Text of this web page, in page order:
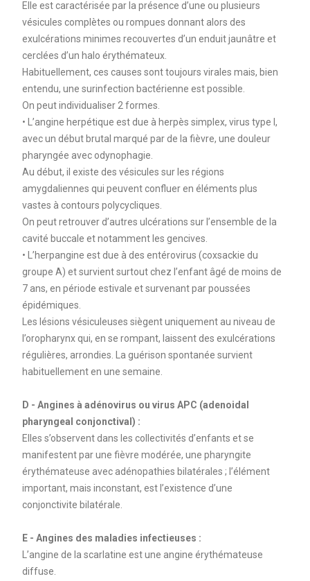
Elle est caractérisée par la présence d’une ou plusieurs
vésicules complètes ou rompues donnant alors des
exulcérations minimes recouvertes d’un enduit jaunâtre et
cerclées d’un halo érythémateux.
Habituellement, ces causes sont toujours virales mais, bien
entendu, une surinfection bactérienne est possible.
On peut individualiser 2 formes.
• L’angine herpétique est due à herpès simplex, virus type I,
avec un début brutal marqué par de la fièvre, une douleur
pharyngée avec odynophagie.
Au début, il existe des vésicules sur les régions
amygdaliennes qui peuvent confluer en éléments plus
vastes à contours polycycliques.
On peut retrouver d’autres ulcérations sur l’ensemble de la
cavité buccale et notamment les gencives.
• L’herpangine est due à des entérovirus (coxsackie du
groupe A) et survient surtout chez l’enfant âgé de moins de
7 ans, en période estivale et survenant par poussées
épidémiques.
Les lésions vésiculeuses siègent uniquement au niveau de
l’oropharynx qui, en se rompant, laissent des exulcérations
régulières, arrondies. La guérison spontanée survient
habituellement en une semaine.
D - Angines à adénovirus ou virus APC (adenoidal
pharyngeal conjonctival) :
Elles s’observent dans les collectivités d’enfants et se
manifestent par une fièvre modérée, une pharyngite
érythémateuse avec adénopathies bilatérales ; l’élément
important, mais inconstant, est l’existence d’une
conjonctivite bilatérale.
E - Angines des maladies infectieuses :
L’angine de la scarlatine est une angine érythémateuse
diffuse.